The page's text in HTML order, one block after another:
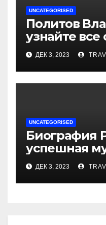
UNCATEGORISED
Политов
узнайте все
биографии,
ДЕК 3, 2023
UNCATEGORISED
Биография
успешная
карьера,
знаковые
ДЕК 3, 2023